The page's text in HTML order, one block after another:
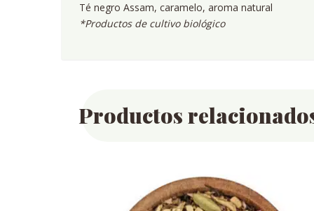
Té negro Assam, caramelo, aroma natural
*Productos de cultivo biológico
Productos